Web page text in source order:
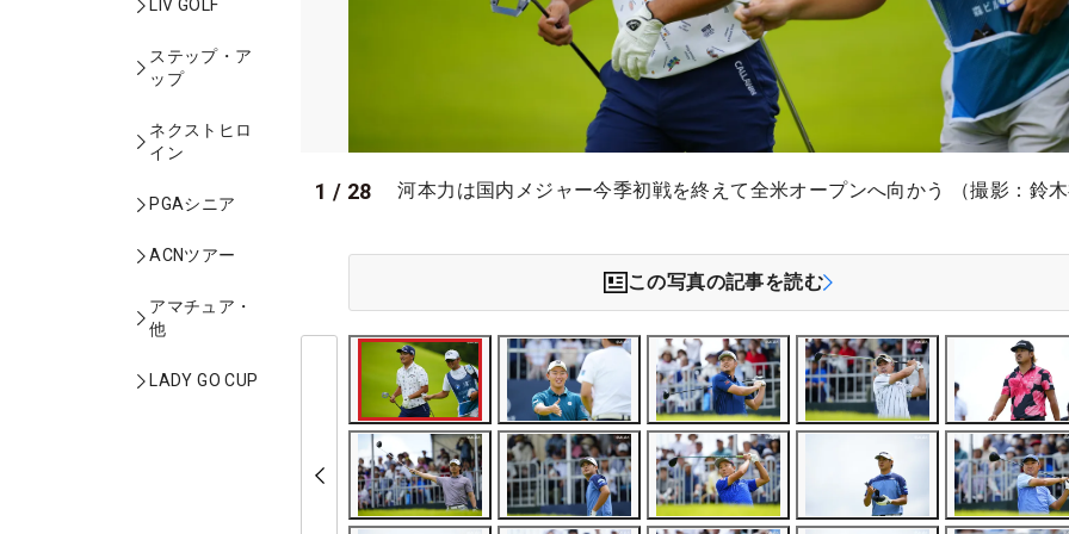
LIV GOLF
ステップ・ア
ップ
ネクストヒロ
イン
PGAシニア
ACNツアー
アマチュア・
他
LADY GO CUP
1 / 28 河本力は国内メジャー今季初戦を終えて全米オープンへ向かう （撮影：鈴
この写真の記事を読む